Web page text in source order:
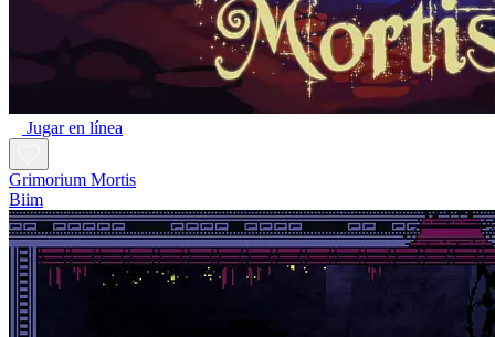
Jugar en línea
Grimorium Mortis
Biim